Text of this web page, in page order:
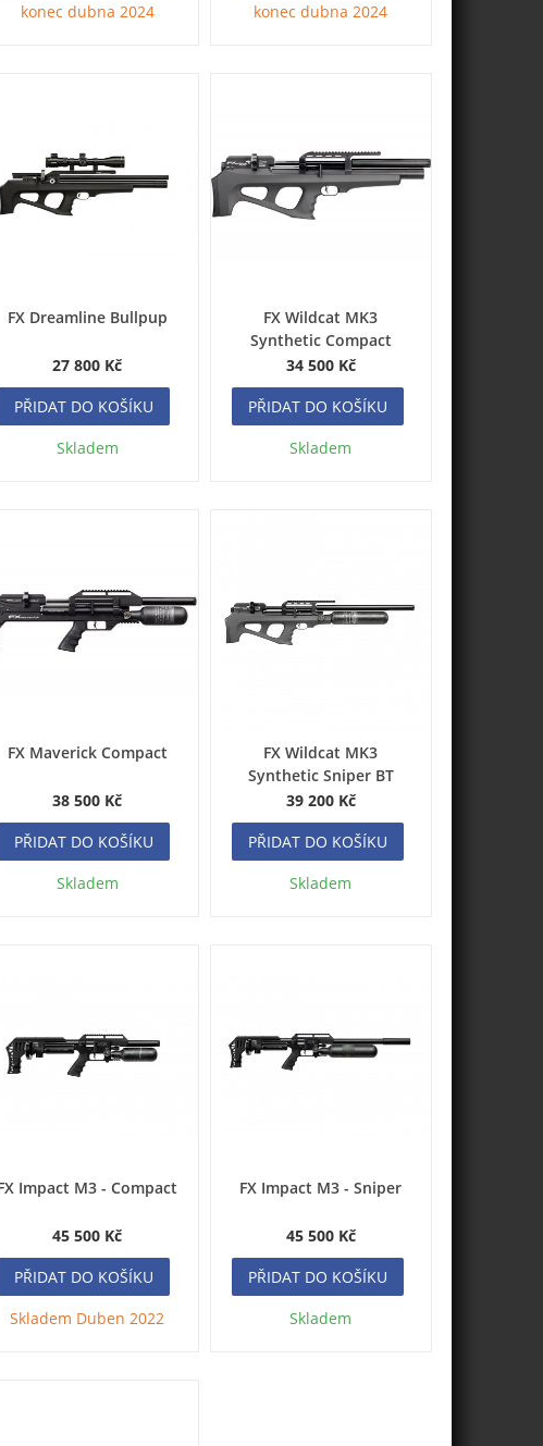
konec dubna 2024
konec dubna 2024
FX Dreamline Bullpup
27 800 Kč
PŘIDAT DO KOŠÍKU
Skladem
FX Wildcat MK3
Synthetic Compact
34 500 Kč
PŘIDAT DO KOŠÍKU
Skladem
FX Maverick Compact
38 500 Kč
PŘIDAT DO KOŠÍKU
Skladem
FX Wildcat MK3
Synthetic Sniper BT
39 200 Kč
PŘIDAT DO KOŠÍKU
Skladem
Impact M3 - Compact
45 500 Kč
PŘIDAT DO KOŠÍKU
Skladem Duben 2022
FX Impact M3 - Sniper
45 500 Kč
PŘIDAT DO KOŠÍKU
Skladem